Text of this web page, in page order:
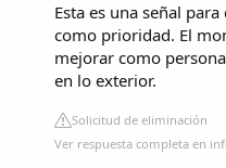
Esta es una señal
como prioridad. El
mejorar como
en lo exterior.
Solicitud de eliminación
Ver respuesta completa en